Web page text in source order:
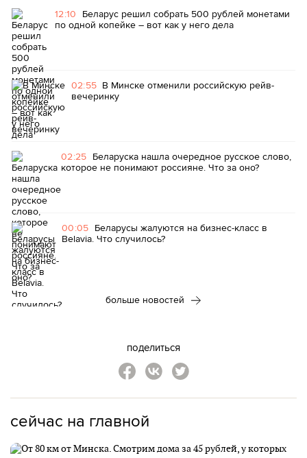
12:10 Беларус решил собрать 500 рублей монетами
по одной копейке – вот как у него дела
02:55 В Минске отменили российскую рейв-
вечеринку
02:25 Беларуска нашла очередное русское слово,
которое не понимают россияне. Что за оно?
00:05 Беларусы жалуются на бизнес-класс в
Belavia. Что случилось?
больше новостей
поделиться
сейчас на главной